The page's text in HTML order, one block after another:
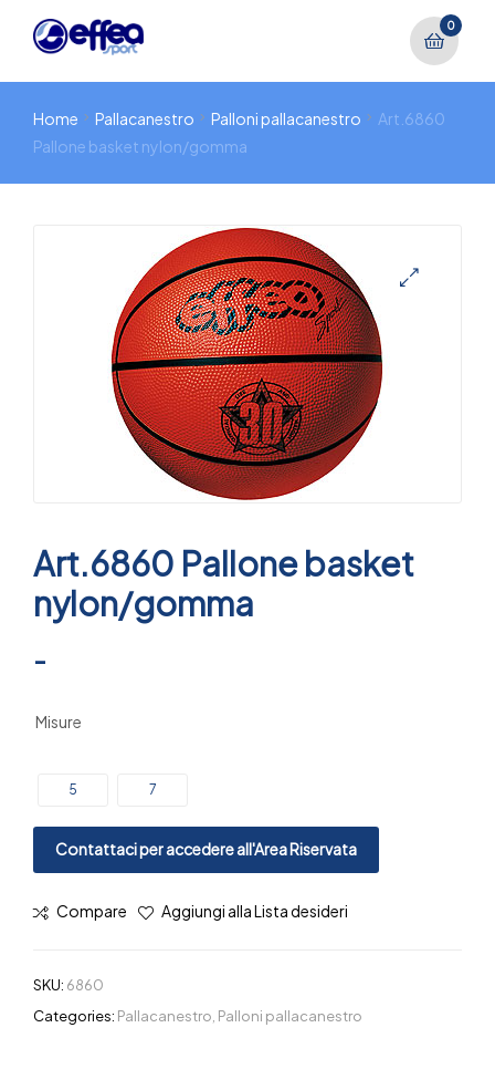
0
Home Pallacanestro Palloni pallacanestro
Art.6860
Pallone basket nylon/gomma
Art.6860 Pallone basket
nylon/gomma
-
Misure
5 7
Contattaci per accedere all'Area Riservata
Compare Aggiungi alla Lista desideri
SKU: 6860
Categories: Pallacanestro Palloni pallacanestro